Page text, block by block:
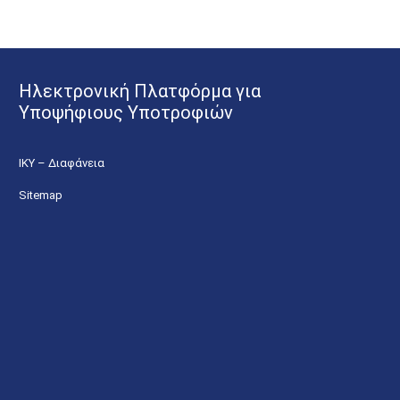
Ηλεκτρονική Πλατφόρμα για
Υποψήφιους Υποτροφιών
ΙΚΥ – Διαφάνεια
Sitemap